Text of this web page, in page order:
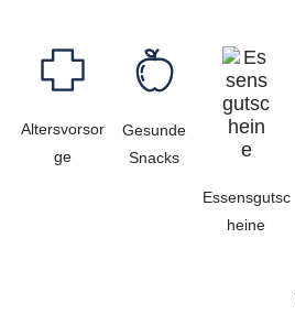
Altersvorsor
ge
Gesunde
Snacks
Essensgutsc
heine